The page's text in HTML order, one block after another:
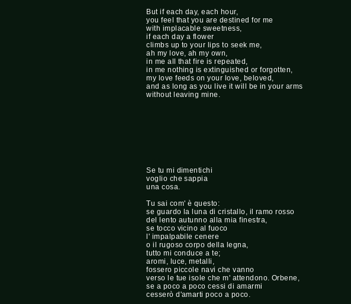
But if each day, each hour,
you feel that you are destined for me
with implacable sweetness,
if each day a flower
climbs up to your lips to seek me,
ah my love, ah my own,
in me all that fire is repeated,
in me nothing is extinguished or forgotten,
my love feeds on your love, beloved,
and as long as you live it will be in your arms
without leaving mine.
Se tu mi dimentichi
voglio che sappia
una cosa.
Tu sai com' è questo:
se guardo la luna di cristallo, il ramo rosso
del lento autunno alla mia finestra,
se tocco vicino al fuoco
l' impalpabile cenere
o il rugoso corpo della legna,
tutto mi conduce a te;
aromi, luce, metalli,
fossero piccole navi che vanno
verso le tue isole che m' attendono. Orbene,
se a poco a poco cessi di amarmi
cesserò d'amarti poco a poco.